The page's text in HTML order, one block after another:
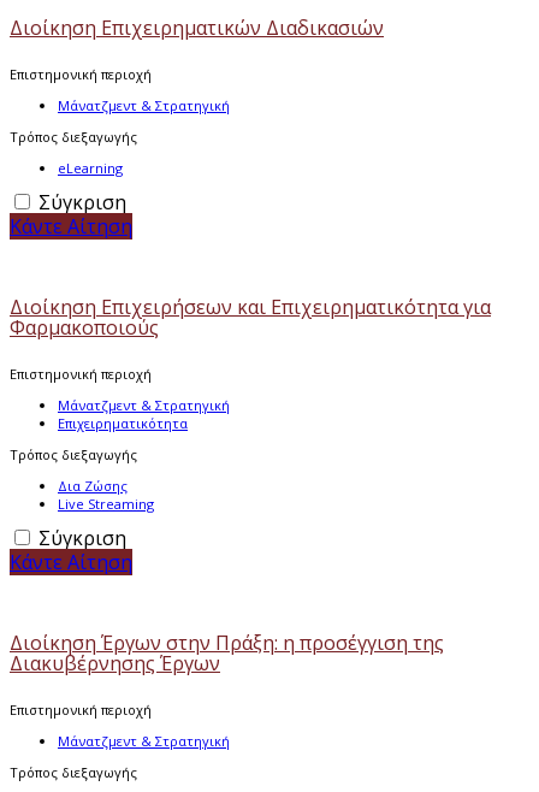
Διοίκηση Επιχειρηματικών Διαδικασιών
Επιστημονική περιοχή
Μάνατζμεντ & Στρατηγική
Τρόπος διεξαγωγής
eLearning
Σύγκριση
Κάντε Αίτηση
Διοίκηση Επιχειρήσεων και Επιχειρηματικότητα για
Φαρμακοποιούς
Επιστημονική περιοχή
Μάνατζμεντ & Στρατηγική
Επιχειρηματικότητα
Τρόπος διεξαγωγής
Δια Ζώσης
Live Streaming
Σύγκριση
Κάντε Αίτηση
Διοίκηση Έργων στην Πράξη: η προσέγγιση της
Διακυβέρνησης Έργων
Επιστημονική περιοχή
Μάνατζμεντ & Στρατηγική
Τρόπος διεξαγωγής